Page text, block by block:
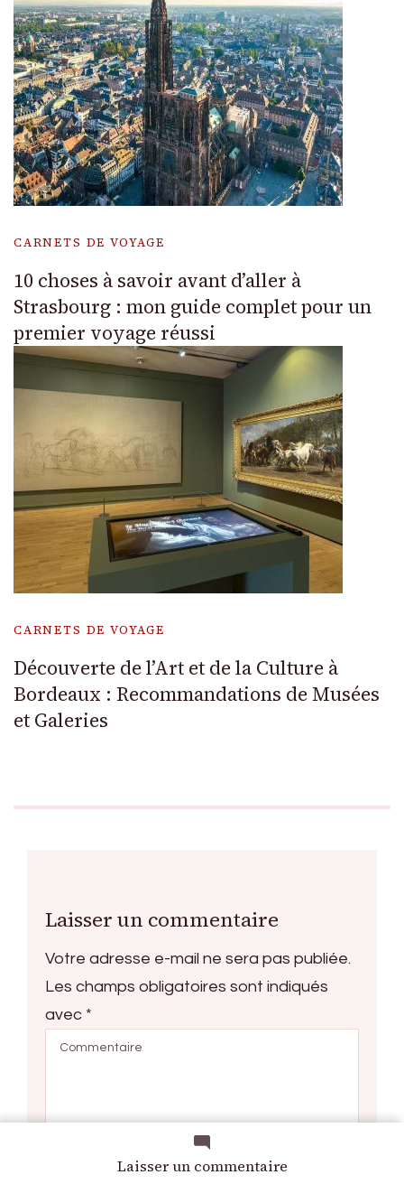
Laisser un commentairesur
CARNETS DE VOYAGE
10 choses à savoir avant d’aller à
Strasbourg : mon guide complet pour un
premier voyage réussi
CARNETS DE VOYAGE
Découverte de l’Art et de la Culture à
Bordeaux : Recommandations de Musées
et Galeries
Laisser un commentaire
Votre adresse e-mail ne sera pas publiée.
Les champs obligatoires sont indiqués
avec *